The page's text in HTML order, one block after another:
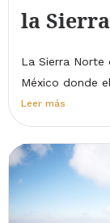
la
La Sierra Norte
México donde
Leer más